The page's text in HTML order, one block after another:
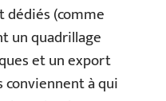
dédiés (comme
un quadrillage
et un export
conviennent à qui